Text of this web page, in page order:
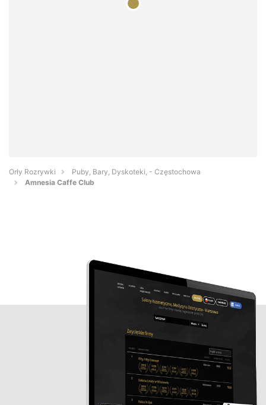
Orły Rozrywki
Puby, Bary, Dyskoteki, - Częstochowa
Amnesia Caffe Club